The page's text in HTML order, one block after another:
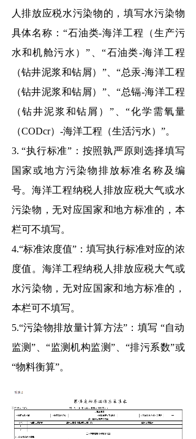
人排放应税水污染物的，填写水污染物
具体名称：“石油类-海洋工程（生产污
水和机舱污水）”、“石油类-海洋工程
（钻井泥浆和钻屑）”、“总汞-海洋工程
（钻井泥浆和钻屑）”、“总镉-海洋工程
（钻井泥浆和钻屑）”、“化学需氧量
（CODcr）-海洋工程（生活污水）”。
3. “执行标准”：按照孰严原则选择填写
国家或地方污染物排放标准名称及编
号。海洋工程纳税人排放应税大气或水
污染物，无对应国家和地方标准的，本
栏可不填写。
4.“标准浓度值”：填写执行标准对应的浓
度值。海洋工程纳税人排放应税大气或
水污染物，无对应国家和地方标准的，
本栏可不填写。
5.“污染物排放量计算方法”：填写 “自动
监测”、“监测机构监测”、“排污系数”或
“物料衡算”。